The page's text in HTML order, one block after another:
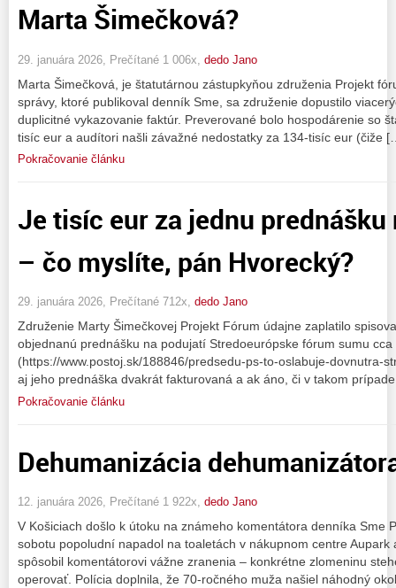
Marta Šimečková?
29. januára 2026, Prečítané 1 006x, dedo Jano
Marta Šimečková, je štatutárnou zástupkyňou združenia Projekt
správy, ktoré publikoval denník Sme, sa združenie dopustilo
duplicitné vykazovanie faktúr. Preverované bolo hospodárenie so
tisíc eur a audítori našli závažné nedostatky za 134-tisíc eur (čiže
Pokračovanie článku
Je tisíc eur za jednu
– čo myslíte, pán Hvorecký?
29. januára 2026, Prečítané 712x, dedo Jano
Združenie Marty Šimečkovej Projekt Fórum údajne zaplatilo
objednanú prednášku na podujatí Stredoeurópske fórum sumu cca
(https://www.postoj.sk/188846/predsedu-ps-to-oslabuje-dovnutra-
aj jeho prednáška dvakrát fakturovaná a ak áno, či v takom
Pokračovanie článku
Dehumanizácia
12. januára 2026, Prečítané 1 922x, dedo Jano
V Košiciach došlo k útoku na známeho komentátora denníka Sme
sobotu popoludní napadol na toaletách v nákupnom centre Aupark
spôsobil komentátorovi vážne zranenia – konkrétne zlomeninu
operovať. Polícia doplnila, že 70-ročného muža našiel náhodný